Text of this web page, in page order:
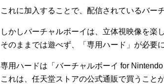
これに加入することで、配信されているバー
しかしバーチャルボーイは、立体視映像を楽
そのままでは遊べず、「専用ハード」が必要
専用ハードは「バーチャルボーイ for
これは、任天堂ストアの公式通販で買うこと